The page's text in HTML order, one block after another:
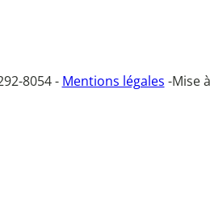
8054 - Mentions légales -Mise